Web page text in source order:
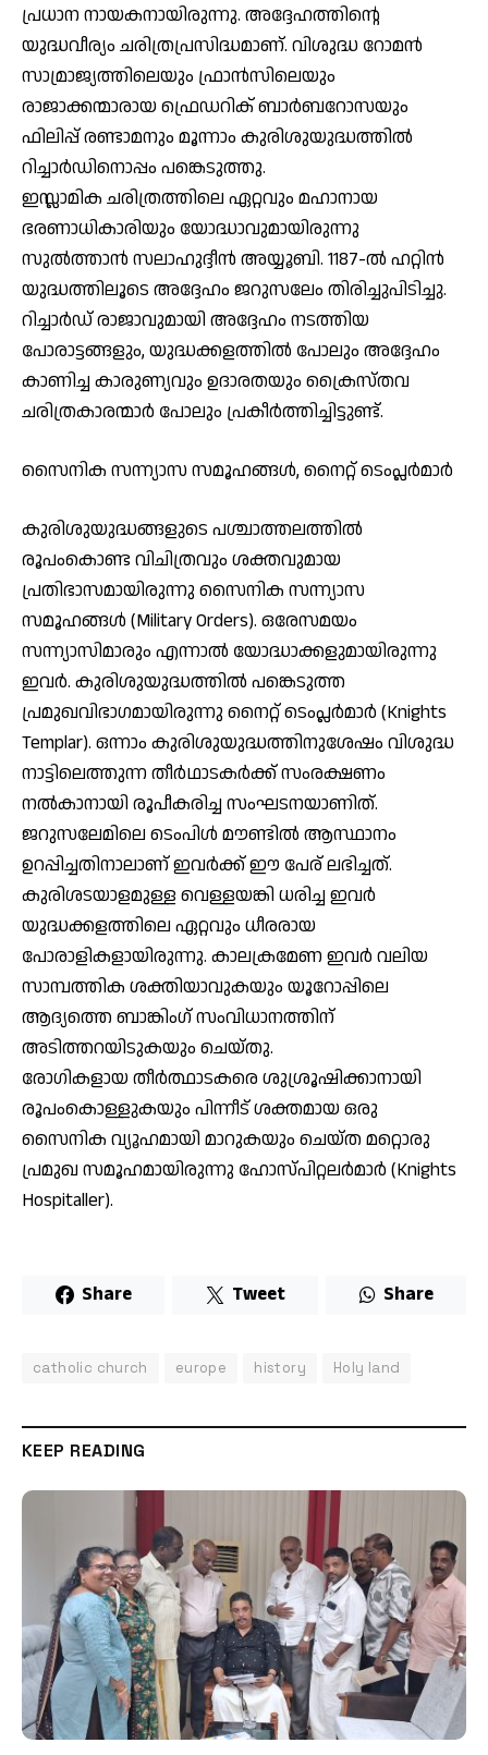
പ്രധാന നായകനായിരുന്നു. അദ്ദേഹത്തിന്റെ
യുദ്ധവീര്യം ചരിത്രപ്രസിദ്ധമാണ്. വിശുദ്ധ റോമന്‍
സാമ്രാജ്യത്തിലെയും ഫ്രാന്‍സിലെയും
രാജാക്കന്മാരായ ഫ്രെഡറിക് ബാര്‍ബറോസയും
ഫിലിപ്പ് രണ്ടാമനും മൂന്നാം കുരിശുയുദ്ധത്തില്‍
റിച്ചാര്‍ഡിനൊപ്പം പങ്കെടുത്തു.
ഇസ്ലാമിക ചരിത്രത്തിലെ ഏറ്റവും മഹാനായ
ഭരണാധികാരിയും യോദ്ധാവുമായിരുന്നു
സുല്‍ത്താന്‍ സലാഹുദ്ദീന്‍ അയ്യൂബി. 1187-ല്‍ ഹറ്റിന്‍
യുദ്ധത്തിലൂടെ അദ്ദേഹം ജറുസലേം തിരിച്ചുപിടിച്ചു.
റിച്ചാര്‍ഡ് രാജാവുമായി അദ്ദേഹം നടത്തിയ
പോരാട്ടങ്ങളും, യുദ്ധക്കളത്തില്‍ പോലും അദ്ദേഹം
കാണിച്ച കാരുണ്യവും ഉദാരതയും ക്രൈസ്തവ
ചരിത്രകാരന്മാര്‍ പോലും പ്രകീര്‍ത്തിച്ചിട്ടുണ്ട്.
സൈനിക സന്ന്യാസ സമൂഹങ്ങള്‍, നൈറ്റ് ടെംപ്ലര്‍മാര്‍
കുരിശുയുദ്ധങ്ങളുടെ പശ്ചാത്തലത്തില്‍
രൂപംകൊണ്ട വിചിത്രവും ശക്തവുമായ
പ്രതിഭാസമായിരുന്നു സൈനിക സന്ന്യാസ
സമൂഹങ്ങള്‍ (Military Orders). ഒരേസമയം
സന്ന്യാസിമാരും എന്നാല്‍ യോദ്ധാക്കളുമായിരുന്നു
ഇവര്‍. കുരിശുയുദ്ധത്തില്‍ പങ്കെടുത്ത
പ്രമുഖവിഭാഗമായിരുന്നു നൈറ്റ് ടെംപ്ലര്‍മാര്‍ (Knights
Templar). ഒന്നാം കുരിശുയുദ്ധത്തിനുശേഷം വിശുദ്ധ
നാട്ടിലെത്തുന്ന തീര്‍ഥാടകര്‍ക്ക് സംരക്ഷണം
നല്‍കാനായി രൂപീകരിച്ച സംഘടനയാണിത്.
ജറുസലേമിലെ ടെംപിള്‍ മൗണ്ടില്‍ ആസ്ഥാനം
ഉറപ്പിച്ചതിനാലാണ് ഇവര്‍ക്ക് ഈ പേര് ലഭിച്ചത്.
കുരിശടയാളമുള്ള വെള്ളയങ്കി ധരിച്ച ഇവര്‍
യുദ്ധക്കളത്തിലെ ഏറ്റവും ധീരരായ
പോരാളികളായിരുന്നു. കാലക്രമേണ ഇവര്‍ വലിയ
സാമ്പത്തിക ശക്തിയാവുകയും യൂറോപ്പിലെ
ആദ്യത്തെ ബാങ്കിംഗ് സംവിധാനത്തിന്
അടിത്തറയിടുകയും ചെയ്തു.
രോഗികളായ തീര്‍ത്ഥാടകരെ ശുശ്രൂഷിക്കാനായി
രൂപംകൊള്ളുകയും പിന്നീട് ശക്തമായ ഒരു
സൈനിക വ്യൂഹമായി മാറുകയും ചെയ്ത മറ്റൊരു
പ്രമുഖ സമൂഹമായിരുന്നു ഹോസ്പിറ്റലര്‍മാര്‍ (Knights
Hospitaller).
Share Tweet Share
catholic church europe history Holy land
KEEP READING